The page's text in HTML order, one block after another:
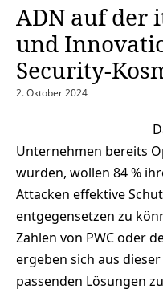
ADN auf der
und
Security-
2. Oktober 2024
Unternehmen bereits
wurden, wollen 84 %
Attacken effektive
entgegensetzen zu
Zahlen von PWC oder
ergeben sich aus
passenden Lösungen